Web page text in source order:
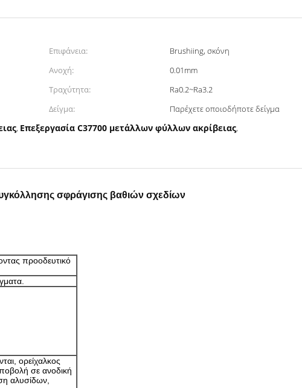
Επιφάνεια:
Brushiing, σκόνη
Ανοχή:
0.01mm
Τραχύτητα:
Ra0.2~Ra3.2
Δείγμα:
Παρέχετε οποιοδήποτε δείγμα
, Επεξεργασία C37700 μετάλλων φύλλων ακρίβειας,
σφράγισης βαθιών σχεδίων
προοδευτικό
ορείχαλκος
σε ανοδική
αλυσίδων,